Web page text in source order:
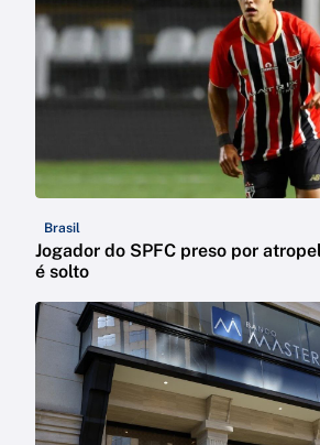
Brasil
Jogador do SPFC preso por
é solto